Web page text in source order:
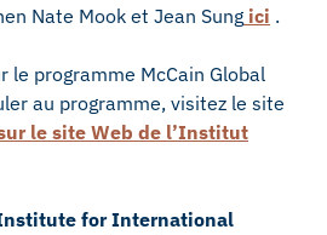
Nate Mook et Jean Sung ici .
le programme McCain Global
au programme, visitez le site
le site Web de l’Institut
for International